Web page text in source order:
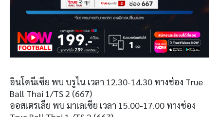
อินโดนีเซีย พบ บรูไน เวลา 12.30-14.30 ทางช่อง True
Ball Thai 1/TS 2 (667)
ออสเตรเลีย พบ มาเลเซีย เวลา 15.00-17.00 ทางช่อง